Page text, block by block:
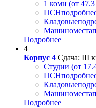
1 комн (от
ПСН
Кладовые
Машиноместа
Подробнее
4
Корпус 4 Сдача: III
Студии (от
ПСН
Кладовые
Машиноместа
Подробнее